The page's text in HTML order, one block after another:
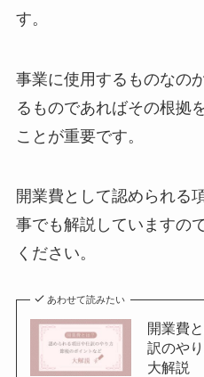
す。
事業に使用するものなの
るものであればその根拠
ことが重要です。
開業費として認められる
事でも解説していますの
ください。
あわせて読みたい
開業費
訳のや
大解説